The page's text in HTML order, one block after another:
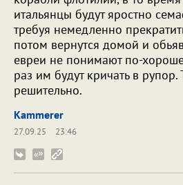
итальянцы будут яростно
требуя немедленно
потом вернутся домой и
евреи не понимают по-
раз им будут кричать в рупор.
решительно.
Kammerer
27.09.25
23:46